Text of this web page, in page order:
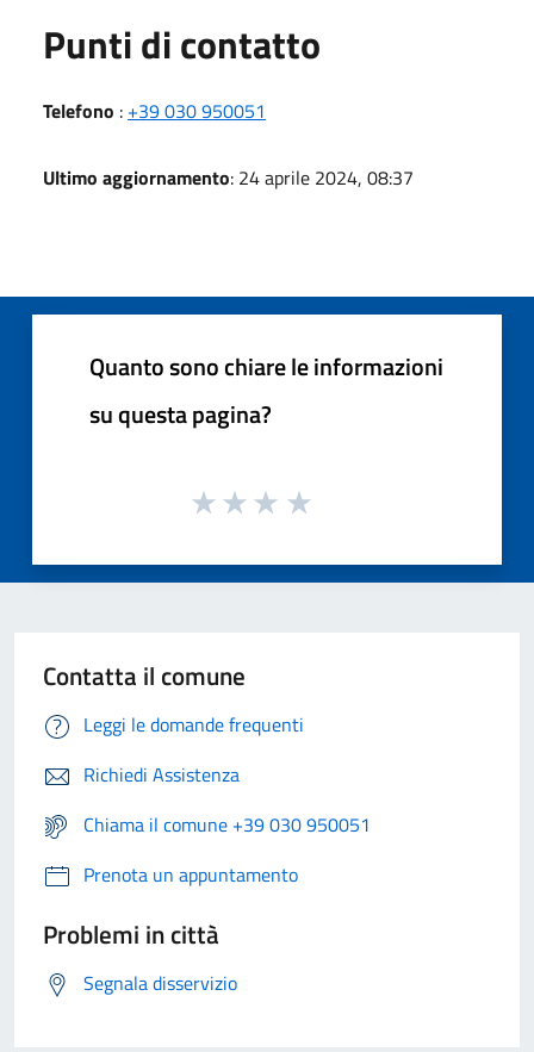
Punti di contatto
Telefono : +39 030 950051
Ultimo aggiornamento: 24 aprile 2024, 08:37
Quanto sono chiare le informazioni
su questa pagina?
Contatta il comune
Leggi le domande frequenti
Richiedi Assistenza
Chiama il comune +39 030 950051
Prenota un appuntamento
Problemi in città
Segnala disservizio